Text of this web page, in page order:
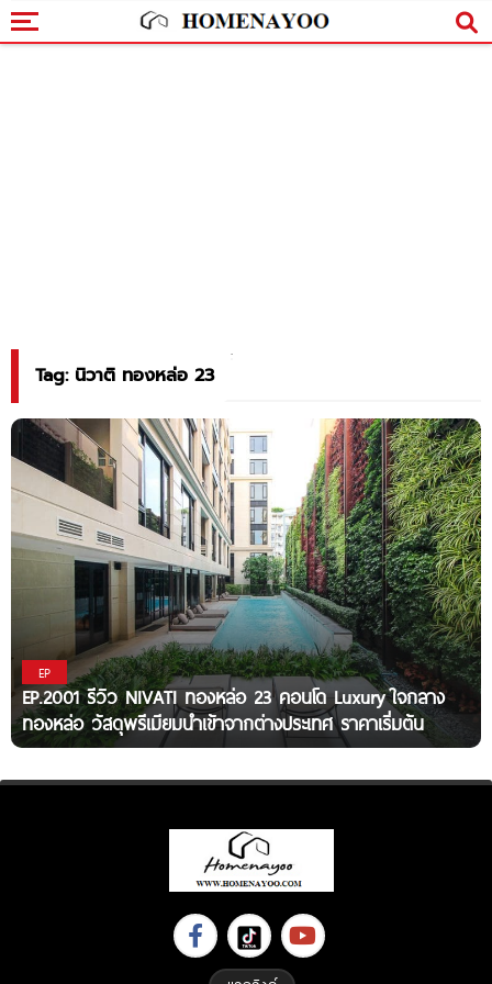
Tag: นิวาติ ทองหล่อ 23
EP
EP.2001 รีวิว NIVATI ทองหล่อ 23 คอนโด Luxury ใจกลาง
ทองหล่อ วัสดุพรีเมียมนำเข้าจากต่างประเทศ ราคาเริ่มต้น